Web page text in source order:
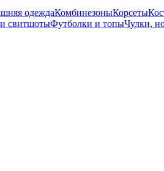
одеждаКомбинезоныКорсеты
свитшотыФутболки и топыЧулки,